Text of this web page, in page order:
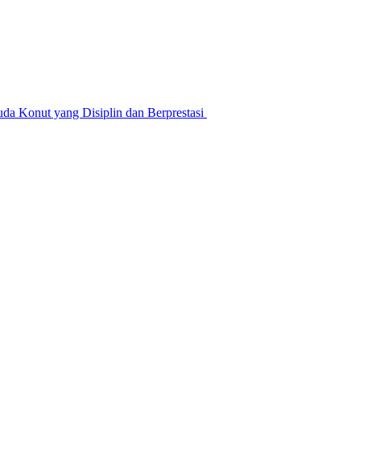
Konut yang Disiplin dan Berprestasi